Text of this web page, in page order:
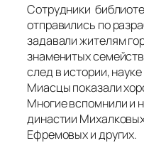
Сотрудники
отправились по
задавали жителям
знаменитых
след в истории,
Миасцы показали
Многие вспомнили и
династии
Ефремовых и других.